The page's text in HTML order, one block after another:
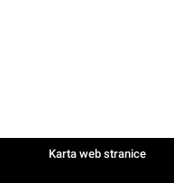
Karta web stranice